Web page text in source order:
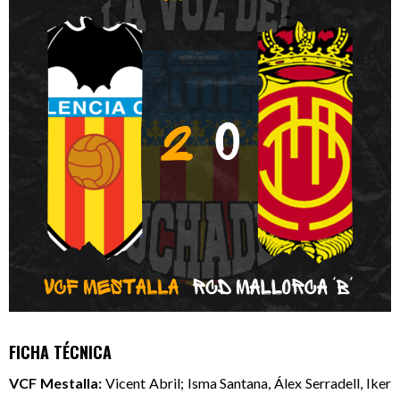
FICHA TÉCNICA
VCF Mestalla:Vicent Abril; Isma Santana, Álex Serradell, Iker